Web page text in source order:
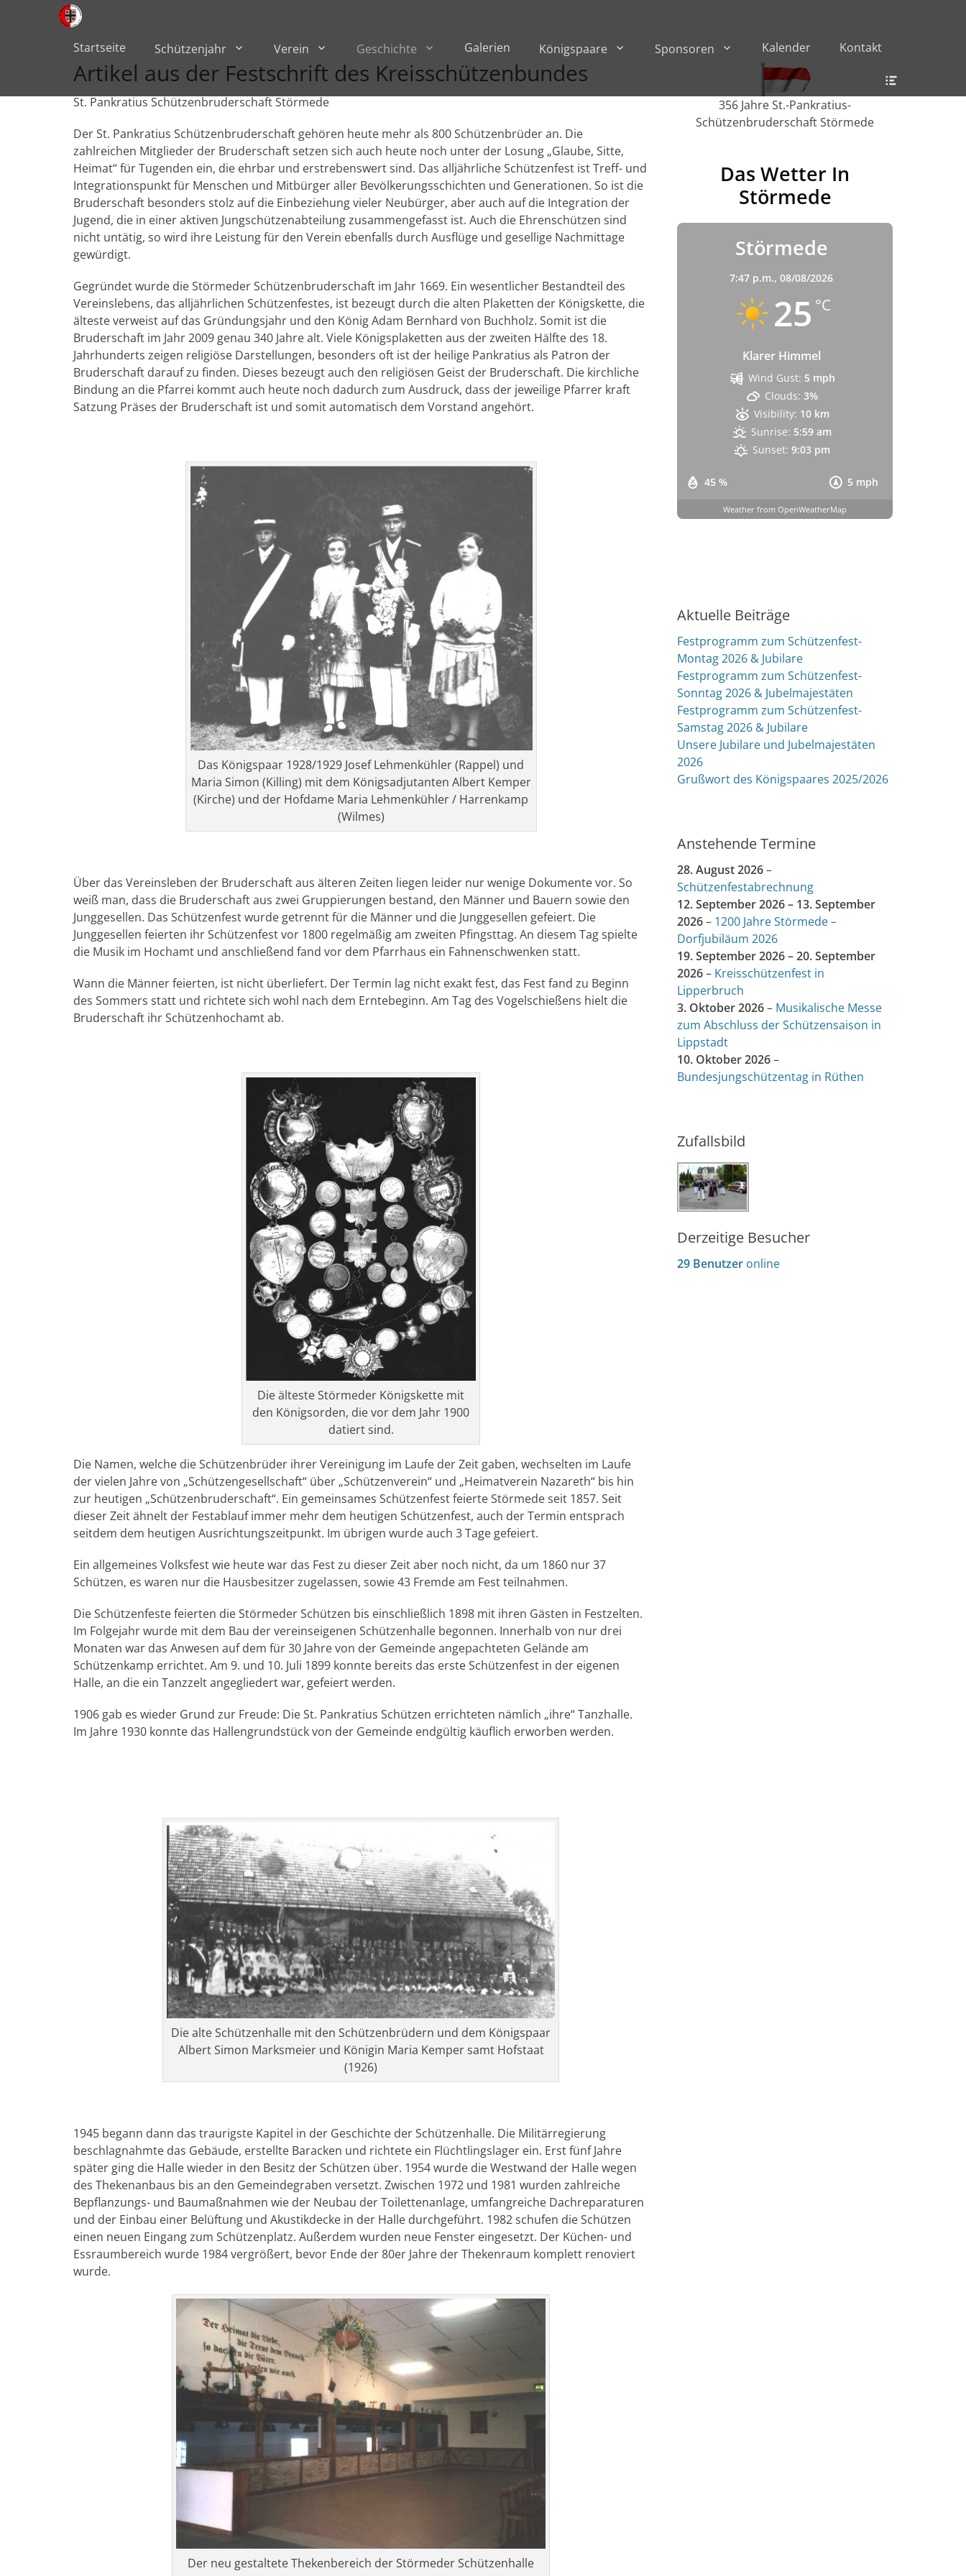
zum
Inhalt
überspringen
Primärmenü
Startseite Schützenjahr Verein Geschichte Galerien Königspaare Sponsoren Kalender Kontakt
Artikel aus der Festschrift des Kreisschützenbundes
St. Pankratius Schützenbruderschaft Störmede
Der St. Pankratius Schützenbruderschaft gehören heute mehr als 800 Schützenbrüder an. Die
zahlreichen Mitglieder der Bruderschaft setzen sich auch heute noch unter der Losung „Glaube, Sitte,
Heimat“ für Tugenden ein, die ehrbar und erstrebenswert sind. Das alljährliche Schützenfest ist Treff- und
Integrationspunkt für Menschen und Mitbürger aller Bevölkerungsschichten und Generationen. So ist die
Bruderschaft besonders stolz auf die Einbeziehung vieler Neubürger, aber auch auf die Integration der
Jugend, die in einer aktiven Jungschützenabteilung zusammengefasst ist. Auch die Ehrenschützen sind
nicht untätig, so wird ihre Leistung für den Verein ebenfalls durch Ausflüge und gesellige Nachmittage
gewürdigt.
Gegründet wurde die Störmeder Schützenbruderschaft im Jahr 1669. Ein wesentlicher Bestandteil des
Vereinslebens, das alljährlichen Schützenfestes, ist bezeugt durch die alten Plaketten der Königskette, die
älteste verweist auf das Gründungsjahr und den König Adam Bernhard von Buchholz. Somit ist die
Bruderschaft im Jahr 2009 genau 340 Jahre alt. Viele Königsplaketten aus der zweiten Hälfte des 18.
Jahrhunderts zeigen religiöse Darstellungen, besonders oft ist der heilige Pankratius als Patron der
Bruderschaft darauf zu finden. Dieses bezeugt auch den religiösen Geist der Bruderschaft. Die kirchliche
Bindung an die Pfarrei kommt auch heute noch dadurch zum Ausdruck, dass der jeweilige Pfarrer kraft
Satzung Präses der Bruderschaft ist und somit automatisch dem Vorstand angehört.
Das Königspaar 1928/1929 Josef Lehmenkühler (Rappel) und
Maria Simon (Killing) mit dem Königsadjutanten Albert Kemper
(Kirche) und der Hofdame Maria Lehmenkühler / Harrenkamp
(Wilmes)
Über das Vereinsleben der Bruderschaft aus älteren Zeiten liegen leider nur wenige Dokumente vor. So
weiß man, dass die Bruderschaft aus zwei Gruppierungen bestand, den Männer und Bauern sowie den
Junggesellen. Das Schützenfest wurde getrennt für die Männer und die Junggesellen gefeiert. Die
Junggesellen feierten ihr Schützenfest vor 1800 regelmäßig am zweiten Pfingsttag. An diesem Tag spielte
die Musik im Hochamt und anschließend fand vor dem Pfarrhaus ein Fahnenschwenken statt.
Wann die Männer feierten, ist nicht überliefert. Der Termin lag nicht exakt fest, das Fest fand zu Beginn
des Sommers statt und richtete sich wohl nach dem Erntebeginn. Am Tag des Vogelschießens hielt die
Bruderschaft ihr Schützenhochamt ab.
Die älteste Störmeder Königskette mit
den Königsorden, die vor dem Jahr 1900
datiert sind.
Die Namen, welche die Schützenbrüder ihrer Vereinigung im Laufe der Zeit gaben, wechselten im Laufe
der vielen Jahre von „Schützengesellschaft“ über „Schützenverein“ und „Heimatverein Nazareth“ bis hin
zur heutigen „Schützenbruderschaft“. Ein gemeinsames Schützenfest feierte Störmede seit 1857. Seit
dieser Zeit ähnelt der Festablauf immer mehr dem heutigen Schützenfest, auch der Termin entsprach
seitdem dem heutigen Ausrichtungszeitpunkt. Im übrigen wurde auch 3 Tage gefeiert.
Ein allgemeines Volksfest wie heute war das Fest zu dieser Zeit aber noch nicht, da um 1860 nur 37
Schützen, es waren nur die Hausbesitzer zugelassen, sowie 43 Fremde am Fest teilnahmen.
Die Schützenfeste feierten die Störmeder Schützen bis einschließlich 1898 mit ihren Gästen in Festzelten.
Im Folgejahr wurde mit dem Bau der vereinseigenen Schützenhalle begonnen. Innerhalb von nur drei
Monaten war das Anwesen auf dem für 30 Jahre von der Gemeinde angepachteten Gelände am
Schützenkamp errichtet. Am 9. und 10. Juli 1899 konnte bereits das erste Schützenfest in der eigenen
Halle, an die ein Tanzzelt angegliedert war, gefeiert werden.
1906 gab es wieder Grund zur Freude: Die St. Pankratius Schützen errichteten nämlich „ihre“ Tanzhalle.
Im Jahre 1930 konnte das Hallengrundstück von der Gemeinde endgültig käuflich erworben werden.
Die alte Schützenhalle mit den Schützenbrüdern und dem Königspaar
Albert Simon Marksmeier und Königin Maria Kemper samt Hofstaat
(1926)
1945 begann dann das traurigste Kapitel in der Geschichte der Schützenhalle. Die Militärregierung
beschlagnahmte das Gebäude, erstellte Baracken und richtete ein Flüchtlingslager ein. Erst fünf Jahre
später ging die Halle wieder in den Besitz der Schützen über. 1954 wurde die Westwand der Halle wegen
des Thekenanbaus bis an den Gemeindegraben versetzt. Zwischen 1972 und 1981 wurden zahlreiche
Bepflanzungs- und Baumaßnahmen wie der Neubau der Toilettenanlage, umfangreiche Dachreparaturen
und der Einbau einer Belüftung und Akustikdecke in der Halle durchgeführt. 1982 schufen die Schützen
einen neuen Eingang zum Schützenplatz. Außerdem wurden neue Fenster eingesetzt. Der Küchen- und
Essraumbereich wurde 1984 vergrößert, bevor Ende der 80er Jahre der Thekenraum komplett renoviert
wurde.
Der neu gestaltete Thekenbereich der Störmeder Schützenhalle
356 Jahre St.-Pankratius-
Schützenbruderschaft Störmede
Das Wetter In
Störmede
Störmede
7:47 p.m., 08/08/2026
25 °C
Klarer Himmel
45 % 5 mph
Wind Gust: 5 mph
Clouds: 3%
Visibility: 10 km
Sunrise: 5:59 am
Sunset: 9:03 pm
Weather from OpenWeatherMap
Aktuelle Beiträge
Festprogramm zum Schützenfest-
Montag 2026 & Jubilare
Festprogramm zum Schützenfest-
Sonntag 2026 & Jubelmajestäten
Festprogramm zum Schützenfest-
Samstag 2026 & Jubilare
Unsere Jubilare und Jubelmajestäten
2026
Grußwort des Königspaares 2025/2026
Anstehende Termine
28. August 2026–
Schützenfestabrechnung
12. September 2026– 13. September
2026– 1200 Jahre Störmede –
Dorfjubiläum 2026
19. September 2026–20. September
2026– Kreisschützenfest in
Lipperbruch
3. Oktober 2026– Musikalische Messe
zum Abschluss der Schützensaison in
Lippstadt
10. Oktober 2026–
Bundesjungschützentag in Rüthen
Zufallsbild
Derzeitige Besucher
29 Benutzer online